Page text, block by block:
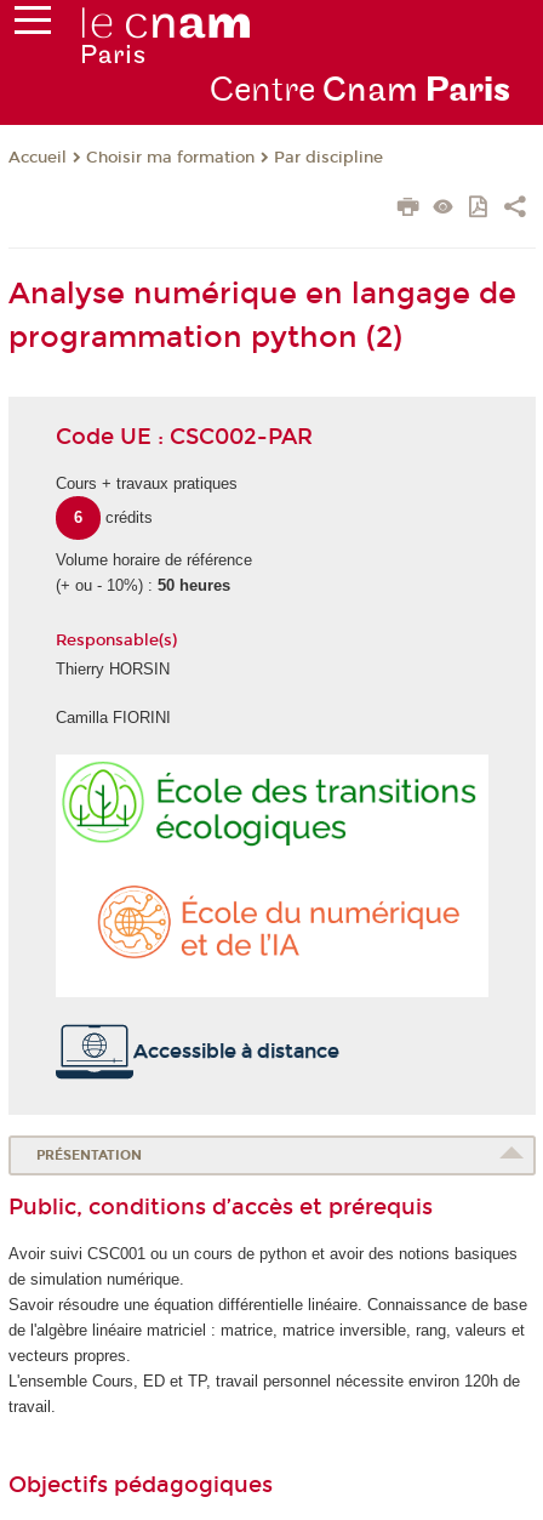
Centre Cnam Paris
Accueil Choisir ma formation Par discipline
Analyse numérique en langage de
programmation python (2)
Code UE : CSC002-PAR
Cours + travaux pratiques
6
crédits
Volume horaire de référence
(+ ou - 10%) : 50 heures
Responsable(s)
Thierry HORSIN
Camilla FIORINI
transitions
écologiques
Accessible à distance
PRÉSENTATION
Public, conditions d’accès et prérequis
Avoir suivi CSC001 ou un cours de python et avoir des notions basiques
de simulation numérique.
Savoir résoudre une équation différentielle linéaire. Connaissance de base
de l'algèbre linéaire matriciel : matrice, matrice inversible, rang, valeurs et
vecteurs propres.
L'ensemble Cours, ED et TP, travail personnel nécessite environ 120h de
travail.
Objectifs pédagogiques